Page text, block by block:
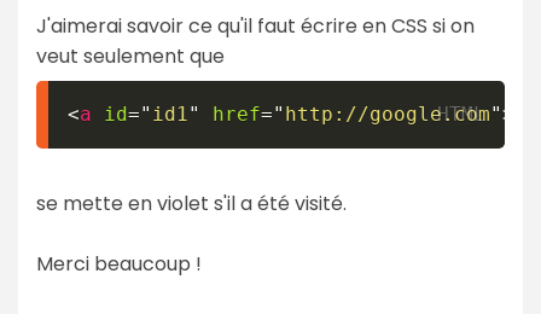
J'aimerai savoir ce qu'il faut écrire en CSS si on
veut seulement que
<a id=" id1 " href=" http://google.com">
se mette en violet s'il a été visité.
Merci beaucoup !